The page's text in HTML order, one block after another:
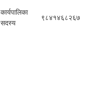
कार्यपालिका
सदस्य
९८४१४६८२६७